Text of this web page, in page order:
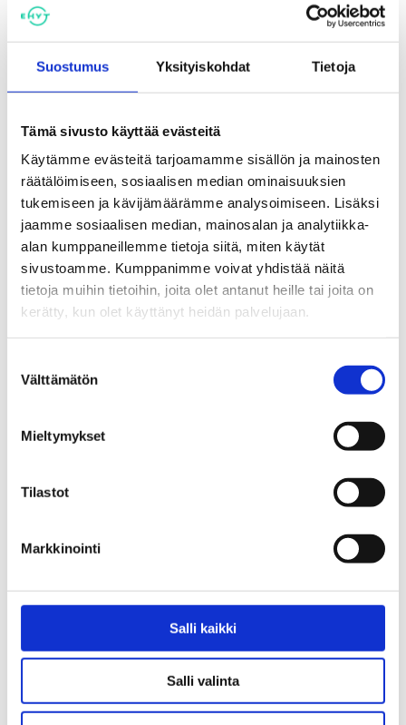
Suostumus Yksityiskohdat Tietoja
Tämä sivusto käyttää evästeitä
Käytämme evästeitä tarjoamamme sisällön ja mainosten
räätälöimiseen, sosiaalisen median ominaisuuksien
tukemiseen ja kävijämäärämme analysoimiseen. Lisäksi
jaamme sosiaalisen median, mainosalan ja analytiikka-
alan kumppaneillemme tietoja siitä, miten käytät
sivustoamme. Kumppanimme voivat yhdistää näitä
tietoja muihin tietoihin, joita olet antanut heille tai joita on
kerätty, kun olet käyttänyt heidän palvelujaan.
valinta
Välttämätön
Mieltymykset
Tilastot
Markkinointi
Salli kaikki
Salli valinta
Tutustu myös
käyttökieltokyltti oppilaitoksille